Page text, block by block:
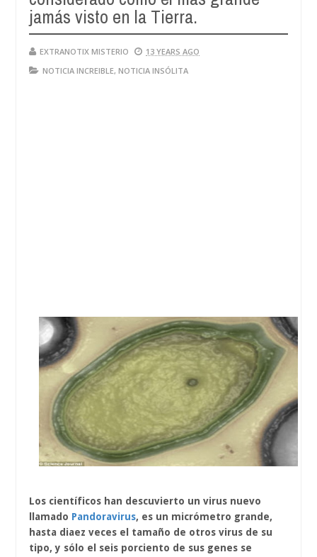
jamás visto en la Tierra.
EXTRANOTIX MISTERIO
13 YEARS AGO
NOTICIA INCREIBLE, NOTICIA INSÓLITA
Los científicos han descuvierto un virus nuevo
llamado Pandoravirus, es un micrómetro grande,
hasta diaez veces el tamaño de otros virus de su
tipo, y sólo el seis porciento de sus genes se